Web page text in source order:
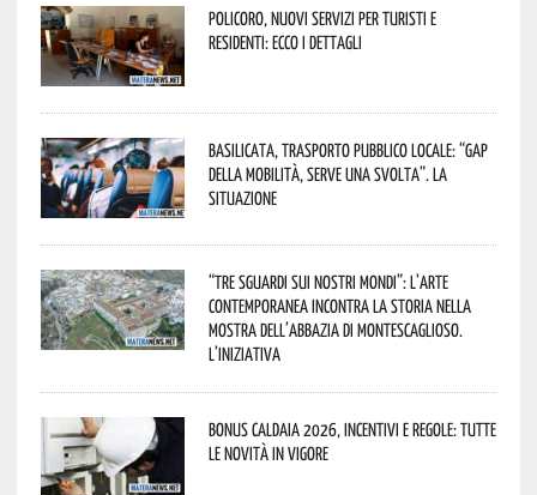
Policoro, nuovi servizi per turisti e
residenti: ecco i dettagli
Basilicata, trasporto pubblico locale: “Gap
della mobilità, serve una svolta”. La
situazione
“Tre Sguardi sui Nostri Mondi”: l’arte
contemporanea incontra la storia nella
mostra dell’Abbazia di Montescaglioso.
L’iniziativa
Bonus caldaia 2026, incentivi e regole: tutte
le novità in vigore